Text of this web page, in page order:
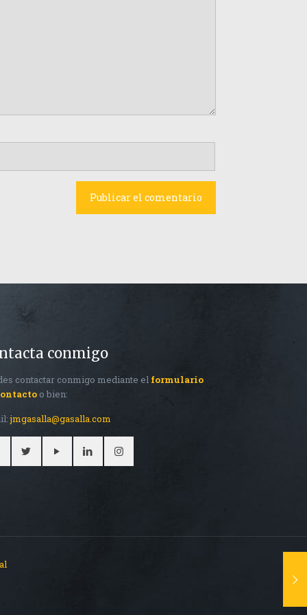
conmigo
contactar conmigo mediante el formulario
o bien:
jmgasalla@gasalla.com